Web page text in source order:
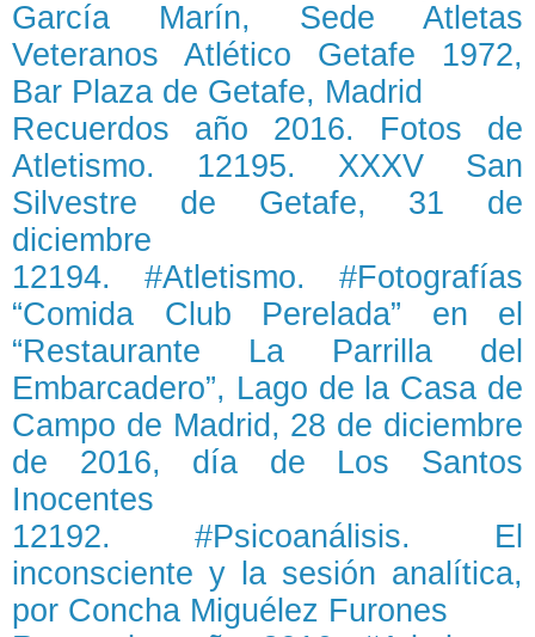
García Marín, Sede Atletas
Veteranos Atlético Getafe 1972,
Bar Plaza de Getafe, Madrid
Recuerdos año 2016. Fotos de
Atletismo. 12195. XXXV San
Silvestre de Getafe, 31 de
diciembre
12194. #Atletismo. #Fotografías
“Comida Club Perelada” en el
“Restaurante La Parrilla del
Embarcadero”, Lago de la Casa de
Campo de Madrid, 28 de diciembre
de 2016, día de Los Santos
Inocentes
12192. #Psicoanálisis. El
inconsciente y la sesión analítica,
por Concha Miguélez Furones